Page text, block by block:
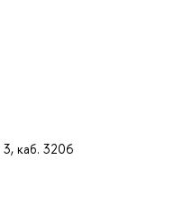
каб. 3206